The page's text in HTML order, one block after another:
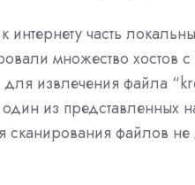
часть
множество хостов
извлечения файла
из представленных
файлов не